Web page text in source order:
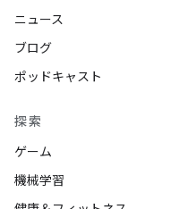
ニュース
ブログ
ポッドキャスト
探索
ゲーム
機械学習